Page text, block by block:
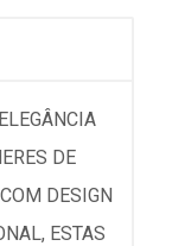
DE
DESIGN
ESTAS